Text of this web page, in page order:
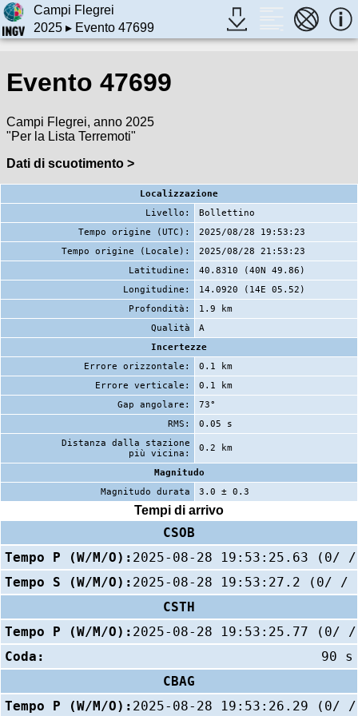
Campi Flegrei
2025▸ Evento 47699
Evento 47699
Campi Flegrei, anno 2025
"Per la Lista Terremoti"
Dati di scuotimento >
Localizzazione
Livello:
Bollettino
Tempo origine (UTC):
2025/08/28 19:53:23
Tempo origine (Locale):
2025/08/28 21:53:23
Latitudine:
40.8310 (40N 49.86)
Longitudine:
14.0920 (14E 05.52)
Profondità:
1.9 km
Qualità
A
Incertezze
Errore orizzontale:
0.1 km
Errore verticale:
0.1 km
Gap angolare:
73°
RMS:
0.05 s
Distanza dalla stazione
più vicina:
0.2 km
Magnitudo
Magnitudo durata
3.0 ± 0.3
Tempi di arrivo
CSOB
Tempo P (W/M/O): 2025-08-28 19:53:25.63 (0/
Tempo S (W/M/O): 2025-08-28 19:53:27.2 (0/ /
CSTH
Tempo P (W/M/O): 2025-08-28 19:53:25.77 (0/
Coda:
90 s
CBAG
Tempo P (W/M/O): 2025-08-28 19:53:26.29 (0/